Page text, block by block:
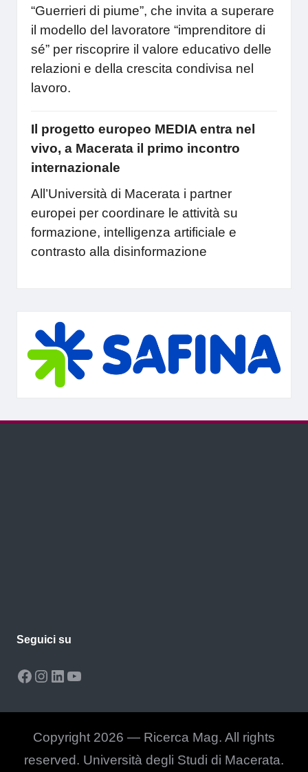
“Guerrieri di piume”, che invita a superare
il modello del lavoratore “imprenditore di
sé” per riscoprire il valore educativo delle
relazioni e della crescita condivisa nel
lavoro.
Il progetto europeo MEDIA entra nel
vivo, a Macerata il primo incontro
internazionale
All’Università di Macerata i partner
europei per coordinare le attività su
formazione, intelligenza artificiale e
contrasto alla disinformazione
Seguici su
Facebook
Instagram
LinkedIn
YouTube
Copyright 2026 — Ricerca Mag. All rights
reserved. Università degli Studi di Macerata.